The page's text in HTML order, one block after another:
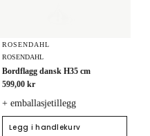
ROSENDAHL
ROSENDAHL
Bordflagg dansk H35 cm
599,00 kr
+ emballasjetillegg
Legg i handlekurv